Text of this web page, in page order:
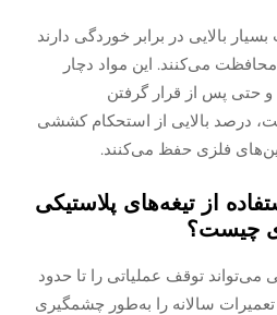
بالایی در برابر خوردگی دارند
محافظت می‌کنند. این مواد دچار
حتی پس از قرار گرفتن
درصد بالایی از استحکام کششی
فلزی حفظ می‌کنند.
از تیغه‌های پلاستیکی
چیست؟
می‌تواند توقف عملیاتی را تا حدود
تعمیرات سالانه را به‌طور چشمگیری